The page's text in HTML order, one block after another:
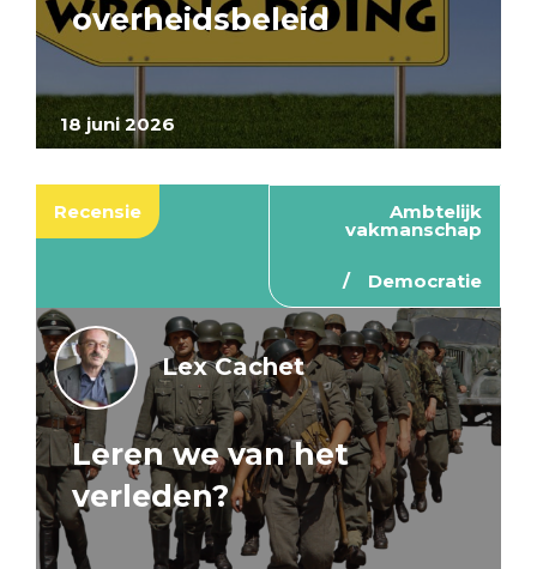
18 juni 2026
overheidsbeleid
Recensie Ambtelijk
vakmanschap
Democratie
Lex Cachet
Leren we van het
verleden?